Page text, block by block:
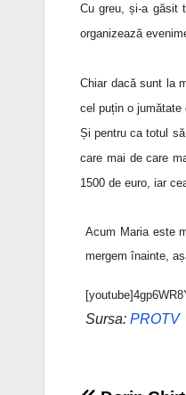
Cu greu, și-a găsit
organizează
Chiar dacă sunt la
cel puțin o jumătate
Și pentru ca totul
care mai de care
1500 de euro, iar
Acum Maria este
mergem înainte,
Sursa: PROTV